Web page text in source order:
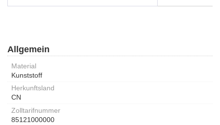
Allgemein
Material
Kunststoff
Herkunftsland
CN
Zolltarifnummer
85121000000